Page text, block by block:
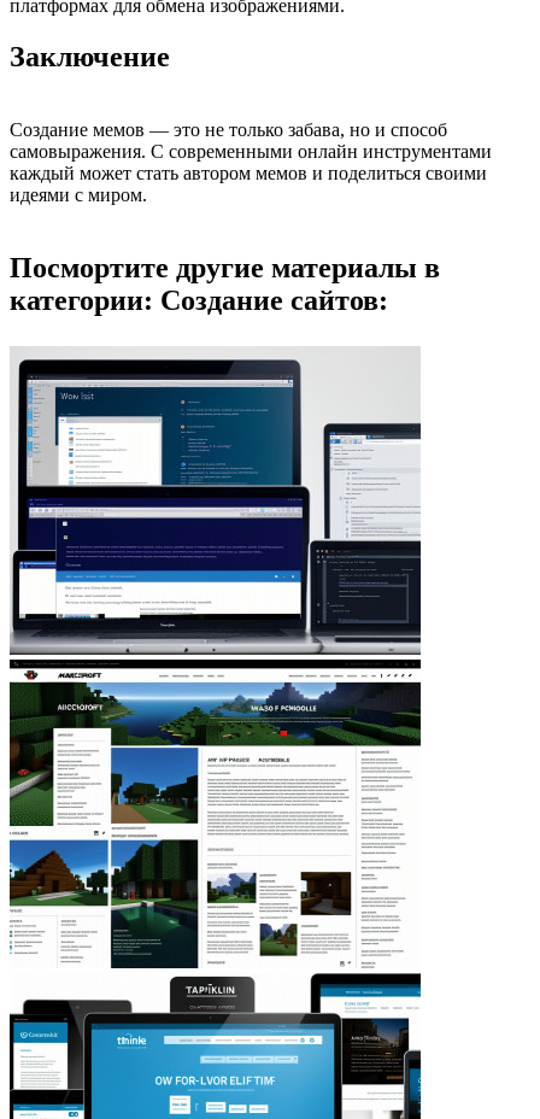
платформах для обмена изображениями.
Заключение
Создание мемов — это не только забава, но и способ
самовыражения. С современными онлайн инструментами
каждый может стать автором мемов и поделиться своими
идеями с миром.
Посмортите другие материалы в
категории: Создание сайтов: